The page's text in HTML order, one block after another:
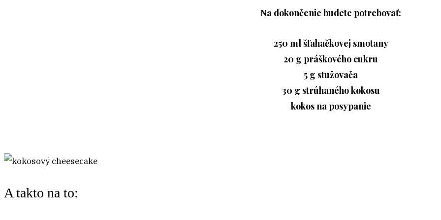
Na dokončenie budete potrebovať:
250 ml šľahačkovej smotany
20 g práškového cukru
5 g stužovača
30 g strúhaného kokosu
kokos na posypanie
A takto na to: